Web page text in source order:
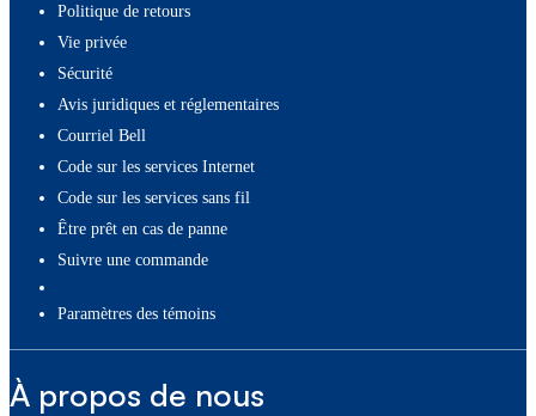
Politique de retours
Vie privée
Sécurité
Avis juridiques et réglementaires
Courriel Bell
Code sur les services Internet
Code sur les services sans fil
Être prêt en cas de panne
Suivre une commande
paramètres des témoins
À propos de nous